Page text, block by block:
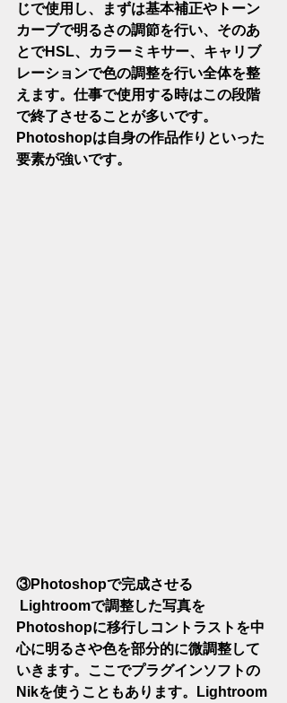
じで使用し、まずは基本補正やトーン
カーブで明るさの調節を行い、そのあ
とでHSL、カラーミキサー、キャリブ
レーションで色の調整を行い全体を整
えます。仕事で使用する時はこの段階
で終了させることが多いです。
Photoshopは自身の作品作りといった
要素が強いです。
③Photoshopで完成させる
Photoshopに移行しコントラストを中
心に明るさや色を部分的に微調整して
いきます。ここでプラグインソフトの
Nikを使うこともあります。Lightroom